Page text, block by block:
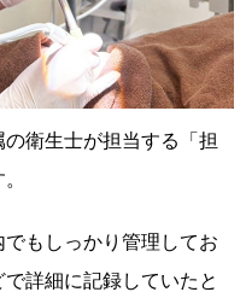
衛生士が担当する「担
もしっかり管理してお
詳細に記録していたと